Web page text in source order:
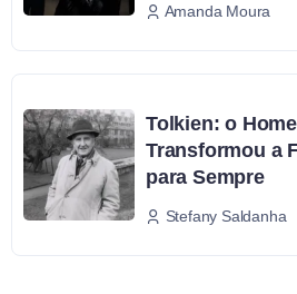
Amanda Moura
Tolkien: o
Transformou a
para Sempre
Stefany Saldanha